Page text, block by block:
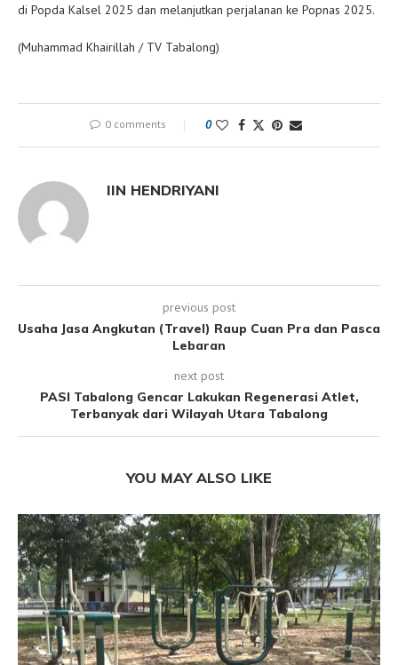
di Popda Kalsel 2025 dan melanjutkan perjalanan ke Popnas 2025.
(Muhammad Khairillah / TV Tabalong)
0 comments 0
IIN HENDRIYANI
previous post
Usaha Jasa Angkutan (Travel) Raup Cuan Pra dan Pasca
Lebaran
next post
PASI Tabalong Gencar Lakukan Regenerasi Atlet,
Terbanyak dari Wilayah Utara Tabalong
YOU MAY ALSO LIKE